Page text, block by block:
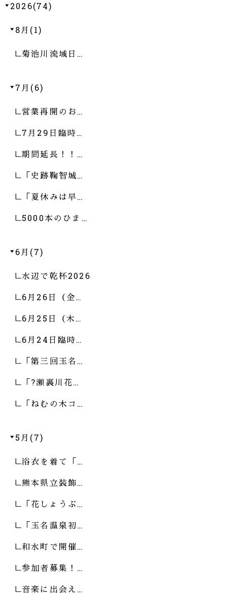
2026(74)
8月(1)
菊池川流域日…
7月(6)
営業再開のお…
7月29日臨時…
期間延長！！…
「史跡鞠智城…
「夏休みは早…
5000本のひま…
6月(7)
水辺で乾杯2026
6月26日（金…
6月25日（木…
6月24日臨時…
「第三回玉名…
「?瀬裏川花…
「ねむの木コ…
5月(7)
浴衣を着て「…
熊本県立装飾…
「花しょうぶ…
「玉名温泉初…
和水町で開催…
参加者募集！…
音楽に出会え…